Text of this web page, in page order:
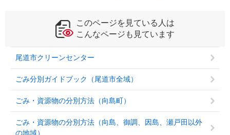
このページを見ている人は
こんなページも見ています
尾道市クリーンセンター
ごみ分別ガイドブック（尾道市全域）
ごみ・資源物の分別方法（向島町）
ごみ・資源物の分別方法（向島、御調、因島、瀬戸田以外
の地域）